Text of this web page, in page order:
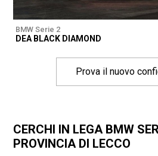
BMW Serie 2
DEA BLACK DIAMOND
Prova il nuovo
CERCHI IN LEGA BMW
PROVINCIA DI LECCO